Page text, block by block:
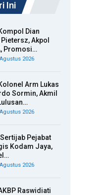
Ini
Dian
Akpol
Promosi…
2026
Arm Lukas
Sormin, Akmil
2026
Pejabat
Kodam Jaya,
2026
Raswidiati